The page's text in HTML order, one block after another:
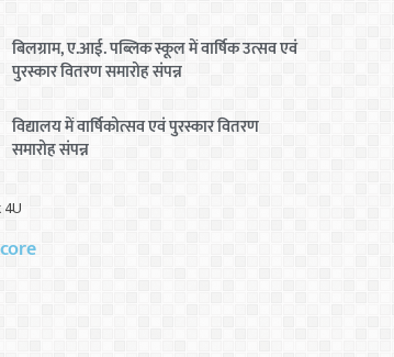
बिलग्राम, ए.आई. पब्लिक स्कूल में वार्षिक उत्सव एवं
पुरस्कार वितरण समारोह संपन्न
विद्यालय में वार्षिकोत्सव एवं पुरस्कार वितरण
समारोह संपन्न